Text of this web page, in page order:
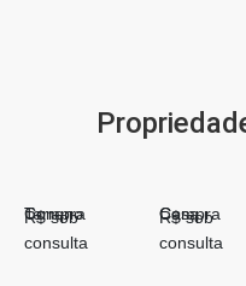
R$ sob
consulta
Compra
Terreno
R$ sob
consulta
Compra
Casa